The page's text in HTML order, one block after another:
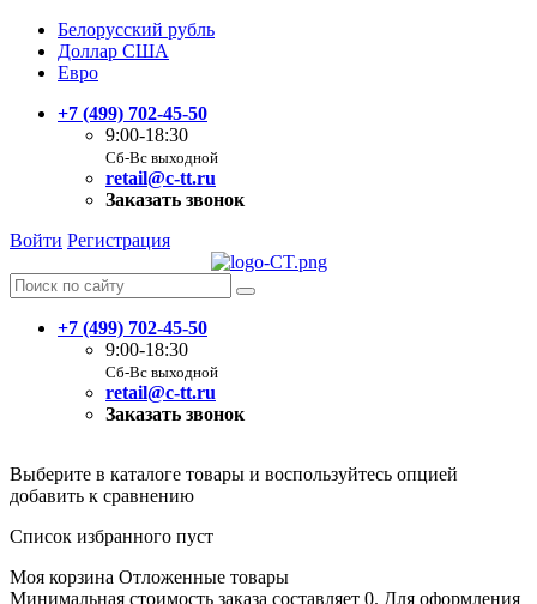
Белорусский рубль
Доллар США
Евро
+7 (499) 702-45-50
9:00-18:30
Сб-Вс выходной
retail@c-tt.ru
Заказать звонок
Войти Регистрация
+7 (499) 702-45-50
9:00-18:30
Сб-Вс выходной
retail@c-tt.ru
Заказать звонок
Выберите в каталоге товары и воспользуйтесь опцией
добавить к сравнению
Список избранного пуст
Моя корзина Отложенные товары
Минимальная стоимость заказа составляет 0. Для оформления